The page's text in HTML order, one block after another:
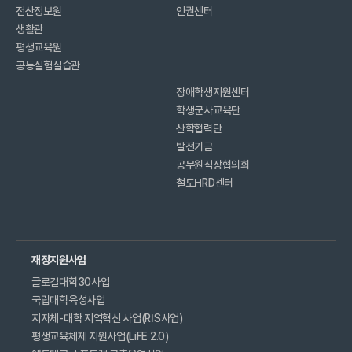
전산정보원
생활관
평생교육원
공동실험실습관
인권센터
장애학생지원센터
학생군사교육단
산학협력단
발전기금
공무원직장협의회
철도HRD센터
재정지원사업
글로컬대학30사업
국립대학육성사업
지자체-대학 지역혁신 사업(RIS사업)
평생교육체제 지원사업(LiFE 2.0)